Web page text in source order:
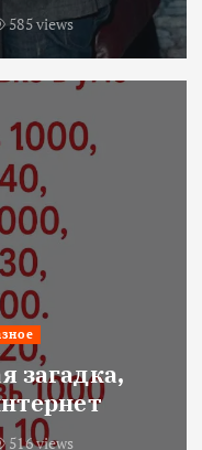
585 views
загадка,
516 views